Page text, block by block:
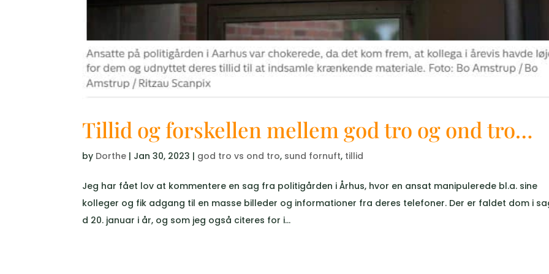
Tillid og forskellen mellem god tro og ond tro…
by Dorthe | Jan 30, 2023 | god tro vs ond tro, sund fornuft, tillid
Jeg har fået lov at kommentere en sag fra politigården i Århus, hvor en ansat manipulerede bl.a. sine
kolleger og fik adgang til en masse billeder og informationer fra deres telefoner. Der er faldet dom i
d 20. januar i år, og som jeg også citeres for i...